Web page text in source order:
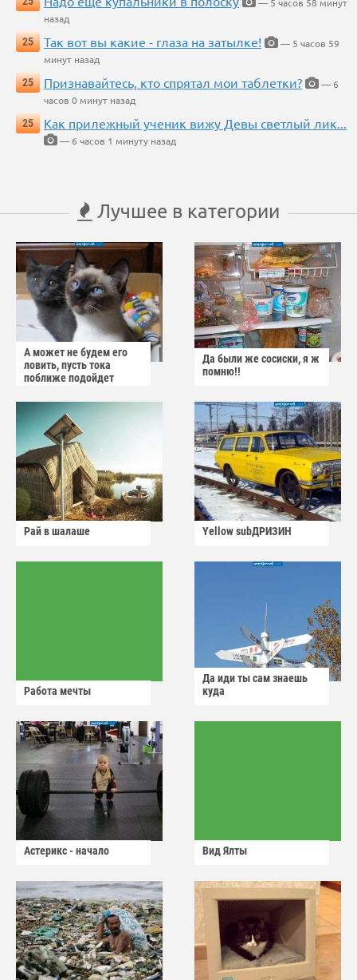
назад
25
Так вот вы какие - глаза на затылке!
— 5 часов 59
минут назад
25
Признавайтесь, кто спрятал мои таблетки?
— 6
часов 0 минут назад
25
Как прилежный ученик вижу Девы светлый лик...
— 6 часов 1 минуту назад
Лучшее в категории
А может не будем его
ловить, пусть тока
поближе подойдет
Да были же сосиски, я ж
помню!!
Рай в шалаше Yellow subДРИЗИН
Работа мечты
Да иди ты сам знаешь
куда
Астерикс - начало Вид Ялты